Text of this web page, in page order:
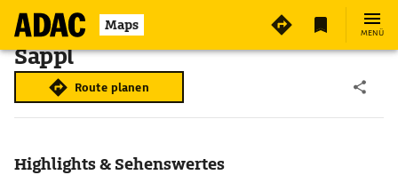
Maps MENÜ
Sappl
Route planen
Highlights & Sehenswertes